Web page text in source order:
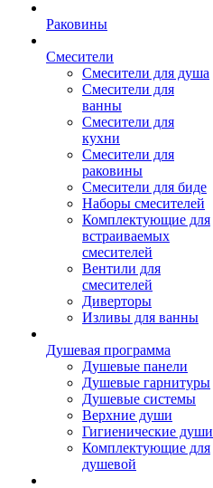
Раковины
Смесители
Смесители для душа
Смесители для
ванны
Смесители для
кухни
Смесители для
раковины
Смесители для биде
Наборы смесителей
Комплектующие для
встраиваемых
смесителей
Вентили для
смесителей
Диверторы
Изливы для ванны
Душевая программа
Душевые панели
Душевые гарнитуры
Душевые системы
Верхние души
Гигиенические души
Комплектующие для
душевой